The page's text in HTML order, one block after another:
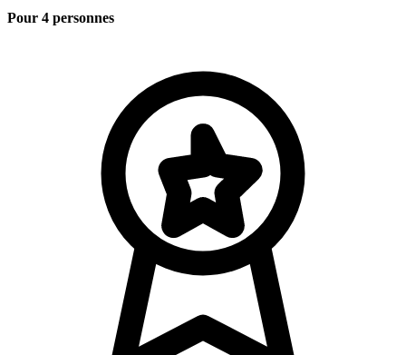
Pour 4 personnes